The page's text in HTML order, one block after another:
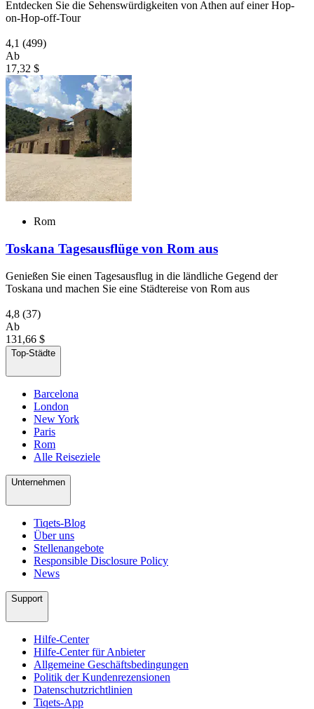
Entdecken Sie die Sehenswürdigkeiten von Athen auf einer Hop-
on-Hop-off-Tour
4,1 (499)
Ab
17,32 $
Rom
Toskana Tagesausflüge von Rom aus
Genießen Sie einen Tagesausflug in die ländliche Gegend der
Toskana und machen Sie eine Städtereise von Rom aus
4,8 (37)
Ab
131,66 $
Top-Städte
Barcelona
London
New York
Paris
Rom
Alle Reiseziele
Unternehmen
Tiqets-Blog
Über uns
Stellenangebote
Responsible Disclosure Policy
News
Support
Hilfe-Center
Hilfe-Center für Anbieter
Allgemeine Geschäftsbedingungen
Politik der Kundenrezensionen
Datenschutzrichtlinien
Tiqets-App